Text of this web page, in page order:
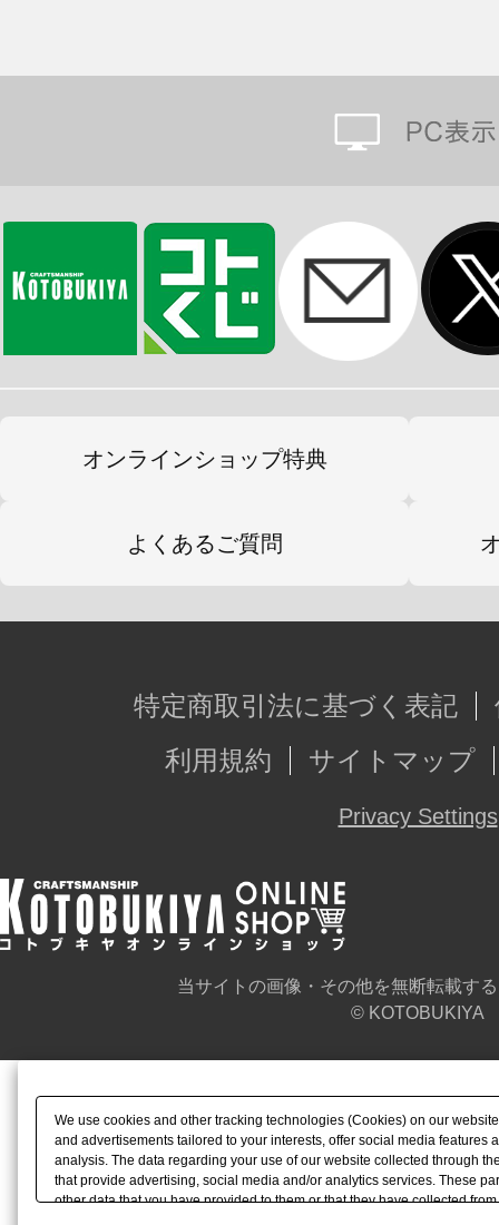
オンラインショップ特典
よくあるご質問
特定商取引法に基づく表記
利用規約
サイトマップ
Privacy Settings
当サイトの画像・その他を無断転載す
© KOTOBUKIYA
We use cookies and other tracking technologies (Cookies) on our
and advertisements tailored to your interests, offer social media features
analysis. The data regarding your use of our website collected through
that provide advertising, social media and/or analytics services. These
other data that you have provided to them or that they have collected